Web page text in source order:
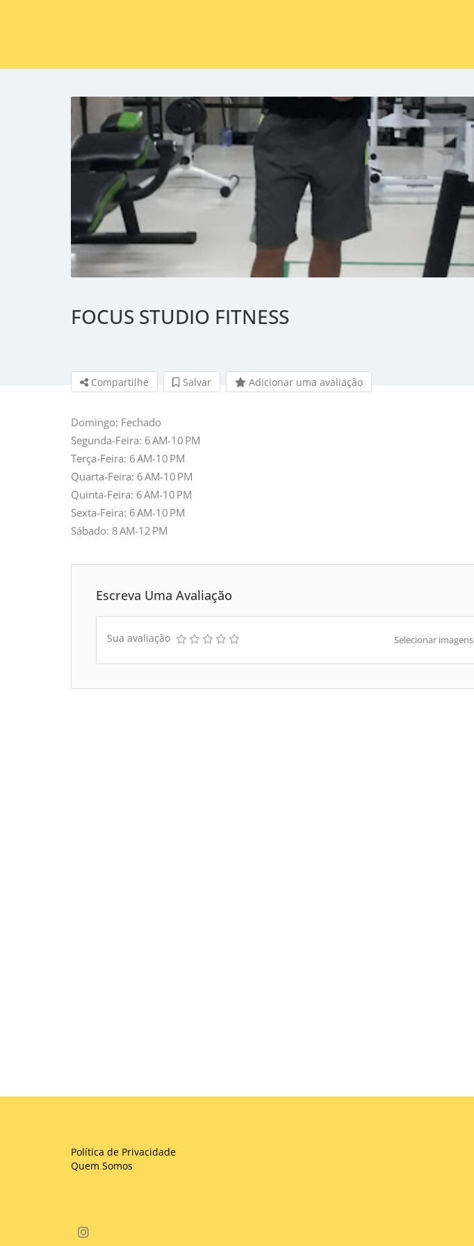
FOCUS STUDIO FITNESS
Compartilhe Salvar Adicionar uma avaliação
Domingo: Fechado
Segunda-Feira: 6 AM-10 PM
Terça-Feira: 6 AM-10 PM
Quarta-Feira: 6 AM-10 PM
Quinta-Feira: 6 AM-10 PM
Sexta-Feira: 6 AM-10 PM
Sábado: 8 AM-12 PM
Escreva Uma Avaliação
Sua avaliação Selecionar imagens
Política de Privacidade
Quem Somos